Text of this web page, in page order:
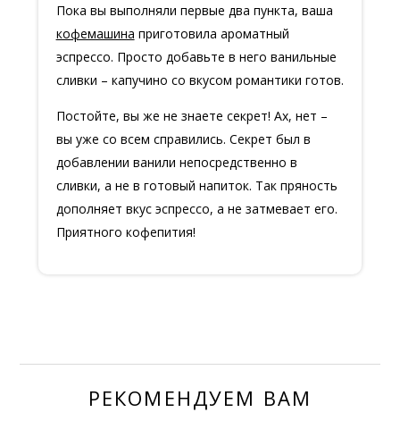
Пока вы выполняли первые два пункта, ваша
кофемашина приготовила ароматный
эспрессо. Просто добавьте в него ванильные
сливки – капучино со вкусом романтики готов.
Постойте, вы же не знаете секрет! Ах, нет –
вы уже со всем справились. Секрет был в
добавлении ванили непосредственно в
сливки, а не в готовый напиток. Так пряность
дополняет вкус эспрессо, а не затмевает его.
Приятного кофепития!
РЕКОМЕНДУЕМ ВАМ